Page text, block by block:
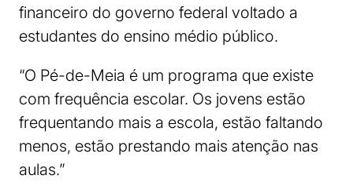
financeiro do governo federal voltado a
estudantes do ensino médio público.
“O Pé-de-Meia é um programa que existe
com frequência escolar. Os jovens estão
frequentando mais a escola, estão faltando
menos, estão prestando mais atenção nas
aulas.”